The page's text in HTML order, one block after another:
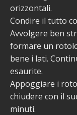
orizzontali.
Condire il tutto
Avvolgere ben
formare un
bene i lati.
esaurite.
Appoggiare i
chiudere con il
minuti.